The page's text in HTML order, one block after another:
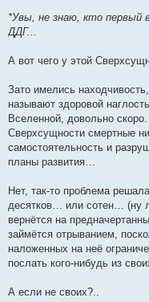
*Увы, не знаю, кто первый
ДДГ...
А вот чего у этой
Зато имелись
называют здоровой
Вселенной, довольно
Сверхсущности смертные
самостоятельность и
планы развития…
Нет, так-то проблема
десятков… или сотен… (ну
вернётся на
займётся отрыванием,
наложенных на неё
послать кого-нибудь из
А если не своих?..